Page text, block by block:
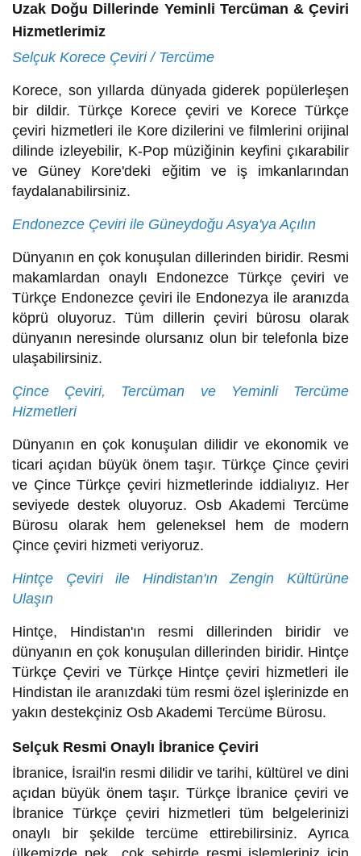
Uzak Doğu Dillerinde Yeminli Tercüman & Çeviri
Hizmetlerimiz
Selçuk Korece Çeviri / Tercüme
Korece, son yıllarda dünyada giderek popülerleşen
bir dildir. Türkçe Korece çeviri ve Korece Türkçe
çeviri hizmetleri ile Kore dizilerini ve filmlerini orijinal
dilinde izleyebilir, K-Pop müziğinin keyfini çıkarabilir
ve Güney Kore'deki eğitim ve iş imkanlarından
faydalanabilirsiniz.
Endonezce Çeviri ile Güneydoğu Asya'ya Açılın
Dünyanın en çok konuşulan dillerinden biridir. Resmi
makamlardan onaylı Endonezce Türkçe çeviri ve
Türkçe Endonezce çeviri ile Endonezya ile aranızda
köprü oluyoruz. Tüm dillerin çeviri bürosu olarak
dünyanın neresinde olursanız olun bir telefonla bize
ulaşabilirsiniz.
Çince Çeviri, Tercüman ve Yeminli Tercüme
Hizmetleri
Dünyanın en çok konuşulan dilidir ve ekonomik ve
ticari açıdan büyük önem taşır. Türkçe Çince çeviri
ve Çince Türkçe çeviri hizmetlerinde iddialıyız. Her
seviyede destek oluyoruz. Osb Akademi Tercüme
Bürosu olarak hem geleneksel hem de modern
Çince çeviri hizmeti veriyoruz.
Hintçe Çeviri ile Hindistan'ın Zengin Kültürüne
Ulaşın
Hintçe, Hindistan'ın resmi dillerinden biridir ve
dünyanın en çok konuşulan dillerinden biridir. Hintçe
Türkçe Çeviri ve Türkçe Hintçe çeviri hizmetleri ile
Hindistan ile aranızdaki tüm resmi özel işlerinizde en
yakın destekçiniz Osb Akademi Tercüme Bürosu.
Selçuk Resmi Onaylı İbranice Çeviri
İbranice, İsrail'in resmi dilidir ve tarihi, kültürel ve dini
açıdan büyük önem taşır. Türkçe İbranice çeviri ve
İbranice Türkçe çeviri hizmetleri tüm belgelerinizi
onaylı bir şekilde tercüme ettirebilirsiniz. Ayrıca